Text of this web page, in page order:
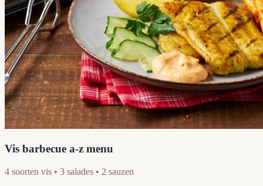
Vis barbecue a-z menu
4 soorten vis • 3 salades • 2 sauzen